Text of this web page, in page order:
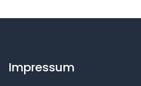
Impressum